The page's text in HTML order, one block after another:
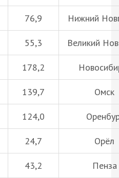
76,9 Нижний
55,3 Великий
178,2
139,7 Омск
124,0
24,7 Орёл
43,2 Пенза